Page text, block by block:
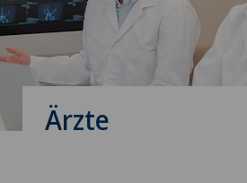
Ärzte